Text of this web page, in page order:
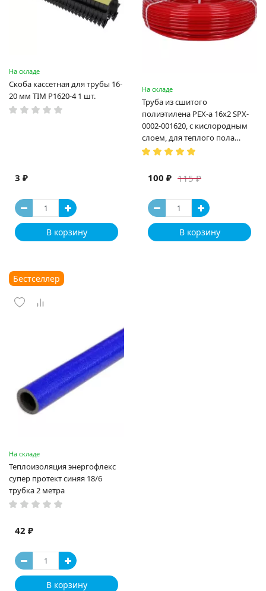
На складе
Скоба кассетная для трубы 16-
20 мм TIM P1620-4 1 шт.
3 ₽
В корзину
На складе
Труба из сшитого
полиэтилена PEX-a 16х2 SPX-
0002-001620, с кислородным
слоем, для теплого пола
(Испания)
115 ₽
100 ₽
В корзину
Бестселлер
На складе
Теплоизоляция энергофлекс
супер протект синяя 18/6
трубка 2 метра
42 ₽
В корзину